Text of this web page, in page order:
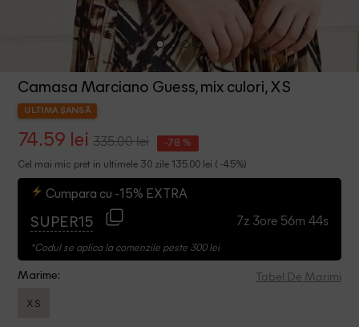
Camasa Marciano Guess, mix culori, XS
ULTIMA ȘANSĂ
74.59 lei 335.00 lei -78 %
Cel mai mic pret in ultimele 30 zile 135.00 lei ( -45%)
Cumpara cu -15% EXTRA
SUPER15 7z 3ore 56m 43s
*Codul se aplica la comenzile peste 300 lei
Marime: Tabel De Marimi
XS